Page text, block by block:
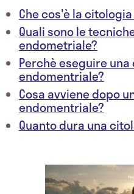
Che cos'è la
Quali sono le
endometriale?
Perchè eseguire
endomentriale?
Cosa avviene dopo
endomentriale?
Quanto dura una